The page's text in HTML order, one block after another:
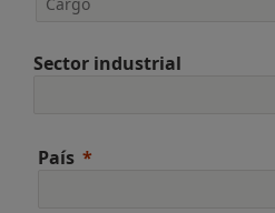
Sector industrial
País